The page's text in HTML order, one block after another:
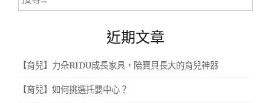
尋
近期文章
【育兒】力朵RIDU成長家具，陪寶貝長大的育兒神器
【育兒】如何挑選托嬰中心？